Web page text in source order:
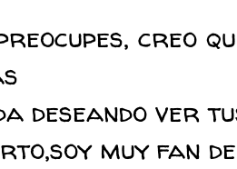
creo
deseando ver
muy fan